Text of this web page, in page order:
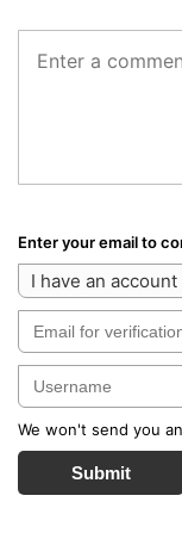
Enter your email to
I have an account
We won't send you
Submit